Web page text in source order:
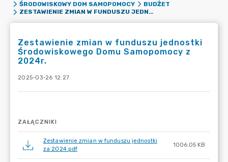
ŚRODOWISKOWY DOM SAMOPOMOCY
BUDŻET
ZESTAWIENIE ZMIAN W FUNDUSZU JEDNOSTKI ŚRODOWISKOWEGO DOMU SAMOPOMOCY Z 2024R.
Zestawienie zmian w funduszu jednostki
Środowiskowego Domu Samopomocy z
2024r.
2025-03-26 12:27
ZAŁĄCZNIKI
Zestawienie zmian w funduszu jednostki
za 2024.pdf
1006.05 KB